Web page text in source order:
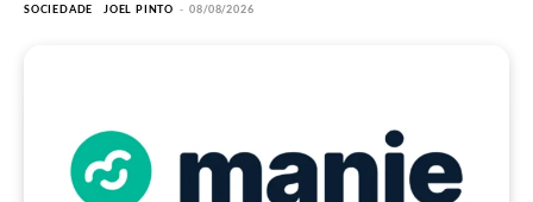
SOCIEDADE JOEL PINTO - 08/08/2026